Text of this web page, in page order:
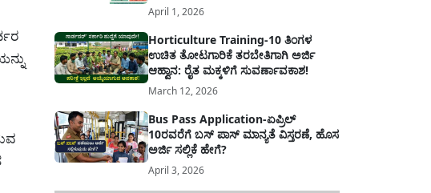
April 1, 2026
Horticulture Training-10 ತಿಂಗಳ
ಉಚಿತ ತೋಟಗಾರಿಕೆ ತರಬೇತಿಗಾಗಿ ಅರ್ಜಿ
ಆಹ್ವಾನ: ರೈತ ಮಕ್ಕಳಿಗೆ ಸುವರ್ಣಾವಕಾಶ!
March 12, 2026
Bus Pass Application-ಏಪ್ರಿಲ್
10ರವರೆಗೆ ಬಸ್ ಪಾಸ್ ಮಾನ್ಯತೆ ವಿಸ್ತರಣೆ, ಹೊಸ
ಅರ್ಜಿ ಸಲ್ಲಿಕೆ ಹೇಗೆ?
April 3, 2026